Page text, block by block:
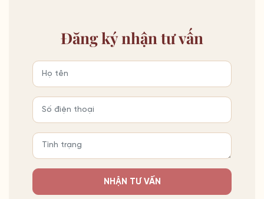
Đăng kýnhận tư vấn
NHẬN TƯ VẤN